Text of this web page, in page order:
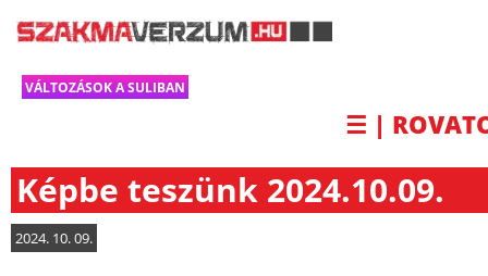
VÁLTOZÁSOK A SULIBAN
☰ |
Képbe teszünk 2024.10.09.
2024. 10. 09.